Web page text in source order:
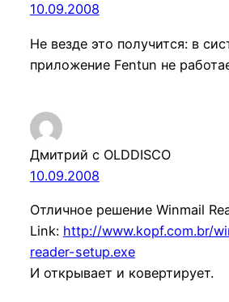
10.09.2008
Не везде это получится: в
приложение Fentun не
Дмитрий с OLDDISCO
10.09.2008
Отличное решение Winmail
Link: http://www.kopf.com.br/
reader-setup.exe
И открывает и ковертирует.